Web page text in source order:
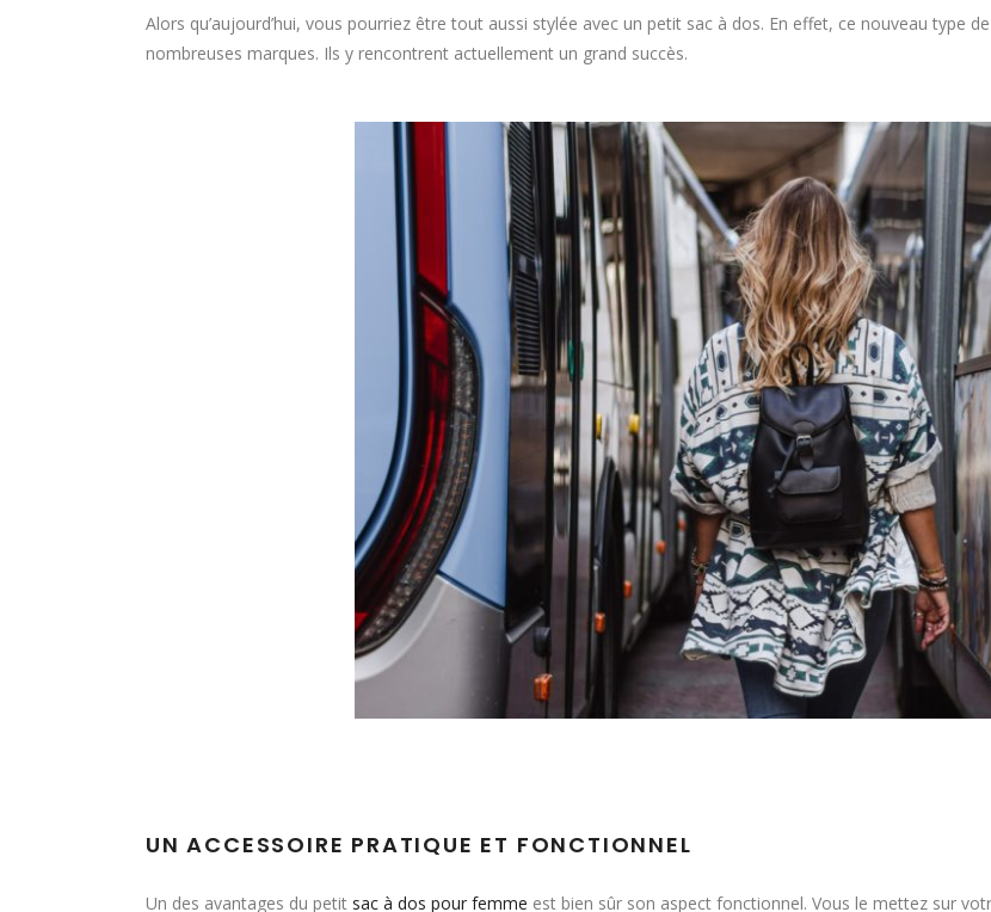
Alors qu’aujourd’hui, vous pourriez être tout aussi stylée avec un petit sac à dos. En effet, ce nouveau type
nombreuses marques. Ils y rencontrent actuellement un grand succès.
UN ACCESSOIRE PRATIQUE ET FONCTIONNEL
Un des avantages du petit sac à dos pour femme est bien sûr son aspect fonctionnel. Vous le mettez sur